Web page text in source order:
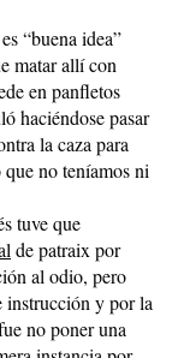
“buena idea”
matar allí con
en panfletos
haciéndose pasar
la caza para
no teníamos ni
tuve que
de patraix por
al odio, pero
instrucción y por la
no poner una